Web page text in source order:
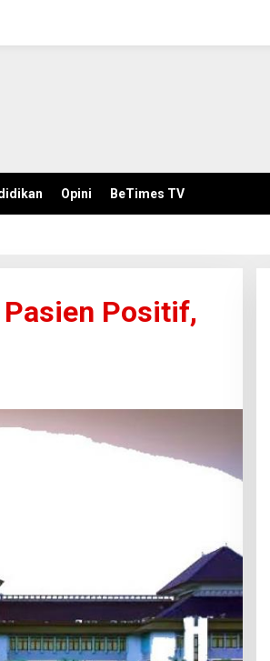
Opini BeTimes TV
Positif,